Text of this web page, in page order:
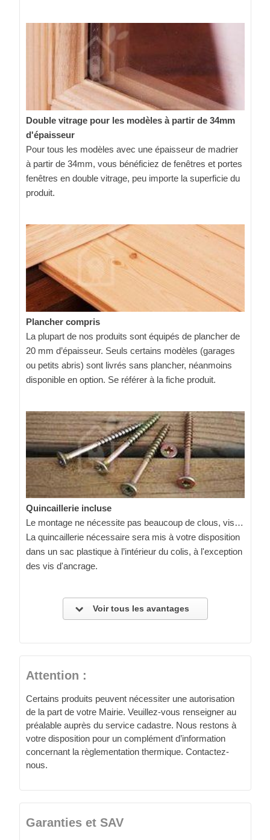
Double vitrage pour les modèles à partir de 34mm
d'épaisseur
Pour tous les modèles avec une épaisseur de madrier
à partir de 34mm, vous bénéficiez de fenêtres et portes
fenêtres en double vitrage, peu importe la superficie du
produit.
Plancher compris
La plupart de nos produits sont équipés de plancher de
20 mm d’épaisseur. Seuls certains modèles (garages
ou petits abris) sont livrés sans plancher, néanmoins
disponible en option. Se référer à la fiche produit.
Quincaillerie incluse
Le montage ne nécessite pas beaucoup de clous, vis…
La quincaillerie nécessaire sera mis à votre disposition
dans un sac plastique à l’intérieur du colis, à l'exception
des vis d'ancrage.
Voir tous les avantages
Attention :
Certains produits peuvent nécessiter une autorisation
de la part de votre Mairie. Veuillez-vous renseigner au
préalable auprès du service cadastre. Nous restons à
votre disposition pour un complément d’information
concernant la règlementation thermique. Contactez-
nous.
Garanties et SAV